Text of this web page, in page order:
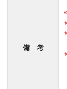
備 考